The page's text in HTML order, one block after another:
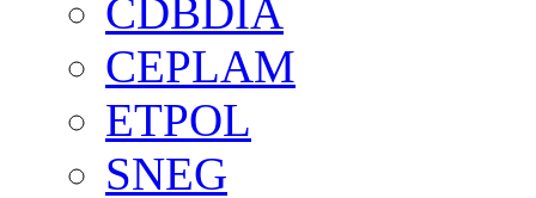
CDBDIA
CEPLAM
ETPOL
SNEG